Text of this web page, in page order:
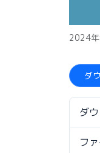
2024
ダ
ダ
フ